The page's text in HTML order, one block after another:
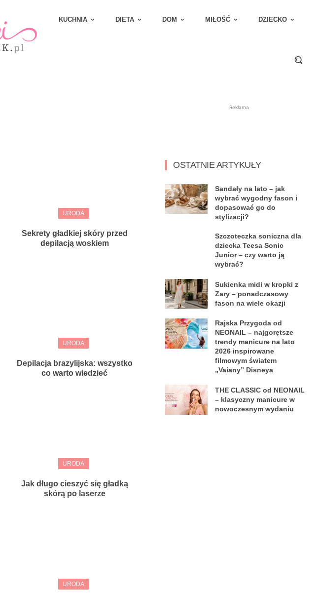
KUCHNIA DIETA DOM MIŁOŚĆ DZIECKO
URODA
Sekrety gładkiej skóry przed
depilacją woskiem
URODA
Depilacja brazylijska: wszystko
co warto wiedzieć
URODA
Jak długo cieszyć się gładką
skórą po laserze
URODA
Reklama
OSTATNIE ARTYKUŁY
Sandały na lato – jak
wybrać wygodny fason i
dopasować go do
stylizacji?
Szczoteczka soniczna dla
dziecka Teesa Sonic
Junior – czy warto ją
wybrać?
Sukienka midi w kropki z
Zary – ponadczasowy
fason na wiele okazji
Rajska Przygoda od
NEONAIL – najgorętsze
trendy manicure na lato
2026 inspirowane
filmowym światem
„Vaiany” Disneya
THE CLASSIC od NEONAIL
– klasyczny manicure w
nowoczesnym wydaniu